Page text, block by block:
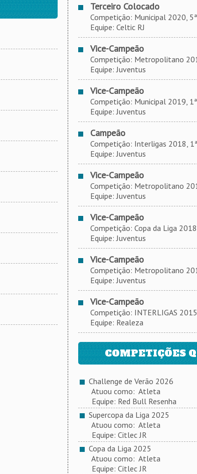
Terceiro Colocado
Competição: Municipal 2020,
Equipe: Celtic RJ
Vice-Campeão
Competição: Metropolitano
Equipe: Juventus
Vice-Campeão
Competição: Municipal 2019,
Equipe: Juventus
Campeão
Competição: Interligas 2018,
Equipe: Juventus
Vice-Campeão
Competição: Metropolitano
Equipe: Juventus
Vice-Campeão
Competição: Copa da Liga 2018
Equipe: Juventus
Vice-Campeão
Competição: Metropolitano
Equipe: Juventus
Vice-Campeão
Competição: INTERLIGAS
Equipe: Realeza
COMPETIÇÕES
Challenge de Verão 2026
Atuou como: Atleta
Equipe: Red Bull Resenha
Supercopa da Liga 2025
Atuou como: Atleta
Equipe: Citlec JR
Copa da Liga 2025
Atuou como: Atleta
Equipe: Citlec JR